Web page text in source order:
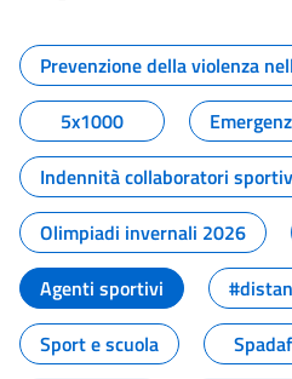
Tutti i contenuti
Prevenzione della violenza
5x1000
Indennità collaboratori
Olimpiadi invernali 2026
Agenti sportivi
Sport e scuola